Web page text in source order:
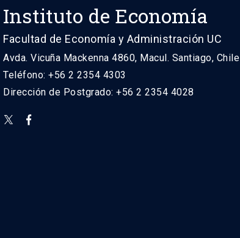
Instituto de Economía
Facultad de Economía y Administración UC
Avda. Vicuña Mackenna 4860, Macul. Santiago, Chile
Teléfono: +56 2 2354 4303
Dirección de Postgrado: +56 2 2354 4028